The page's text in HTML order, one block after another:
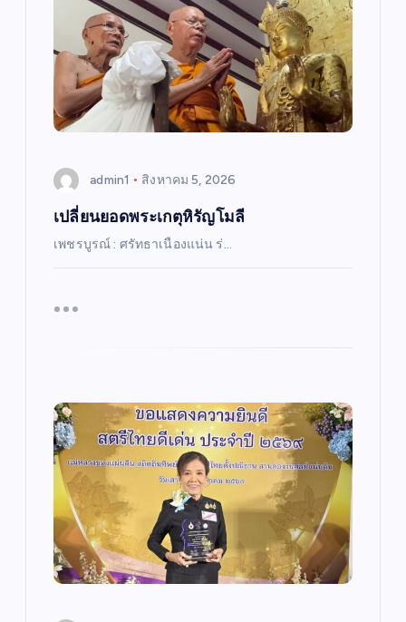
admin1 สิงหาคม 5, 2026
เปลี่ยนยอดพระเกตุหิรัญโมลี
เพชรบูรณ์ : ศรัทธาเนืองแน่น ร่…